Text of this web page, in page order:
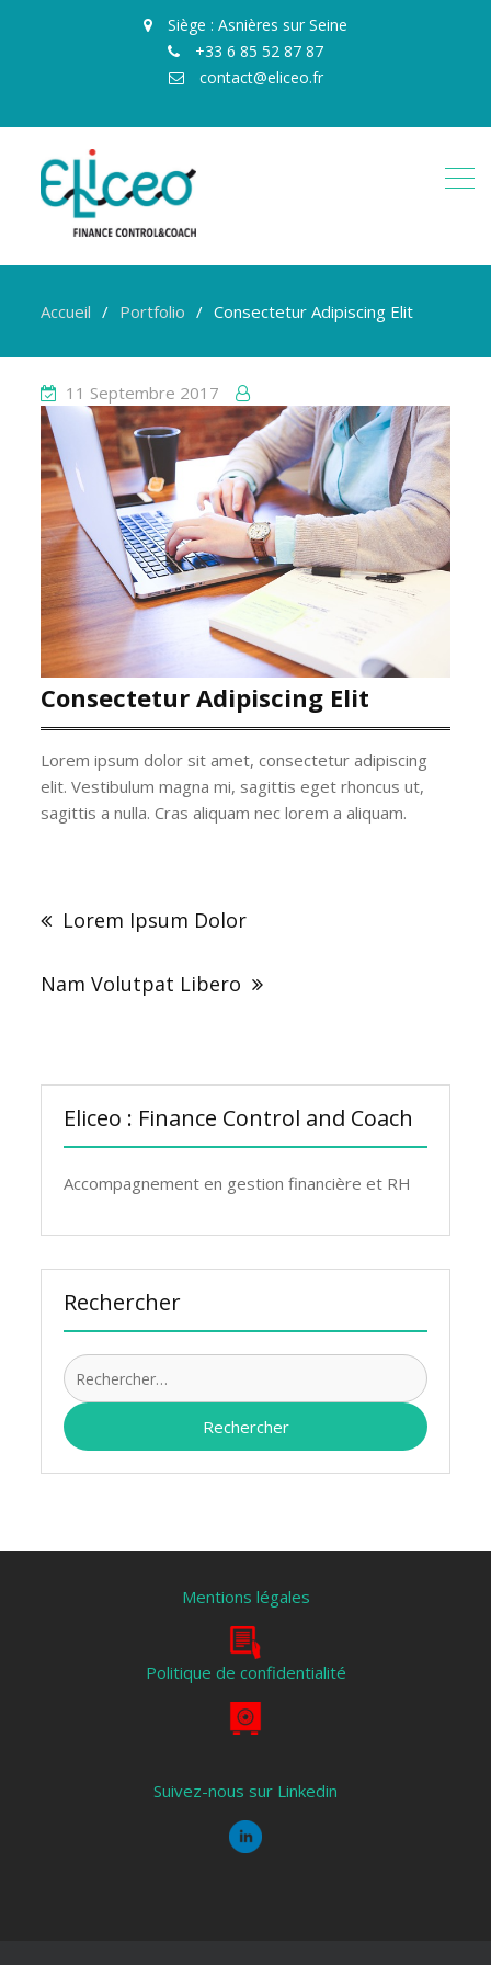
Siège : Asnières sur Seine
+33 6 85 52 87 87
contact@eliceo.fr
Accueil Portfolio Consectetur Adipiscing Elit
11 Septembre 2017
Consectetur Adipiscing Elit
Lorem ipsum dolor sit amet, consectetur adipiscing
elit. Vestibulum magna mi, sagittis eget rhoncus ut,
sagittis a nulla. Cras aliquam nec lorem a aliquam.
l’article
Lorem Ipsum Dolor
Nam Volutpat Libero
Eliceo : Finance Control and Coach
Accompagnement en gestion financière et RH
Rechercher
Mentions légales
Politique de confidentialité
Suivez-nous sur Linkedin